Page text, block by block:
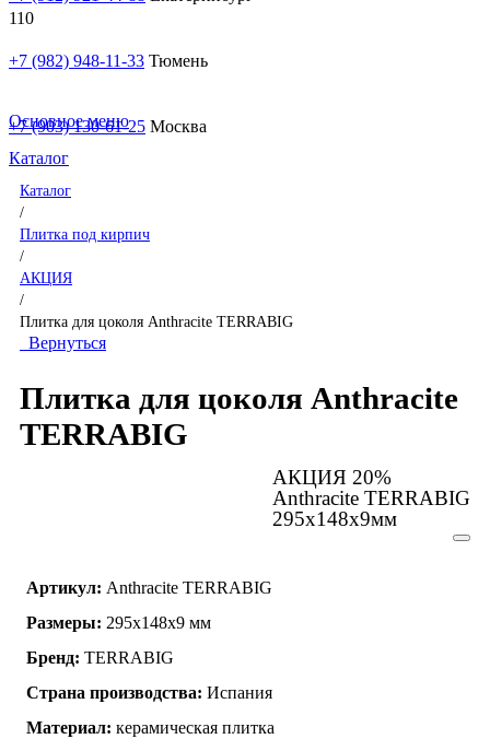
+7 (982) 948-11-33 Тюмень
+7 (903) 130-61-25 Москва
Основное меню
Каталог
Каталог
/
Плитка под кирпич
/
АКЦИЯ
/
Плитка для цоколя Anthracite TERRABIG
Вернуться
Плитка для цоколя Anthracite
TERRABIG
АКЦИЯ 20%
Anthracite TERRABIG
295х148х9мм
Артикул: Anthracite TERRABIG
Размеры: 295x148x9 мм
Бренд: TERRABIG
Страна производства: Испания
Материал: керамическая плитка